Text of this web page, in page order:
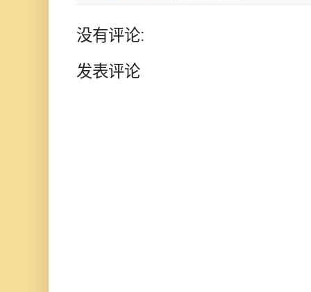
没有评论:
发表评论